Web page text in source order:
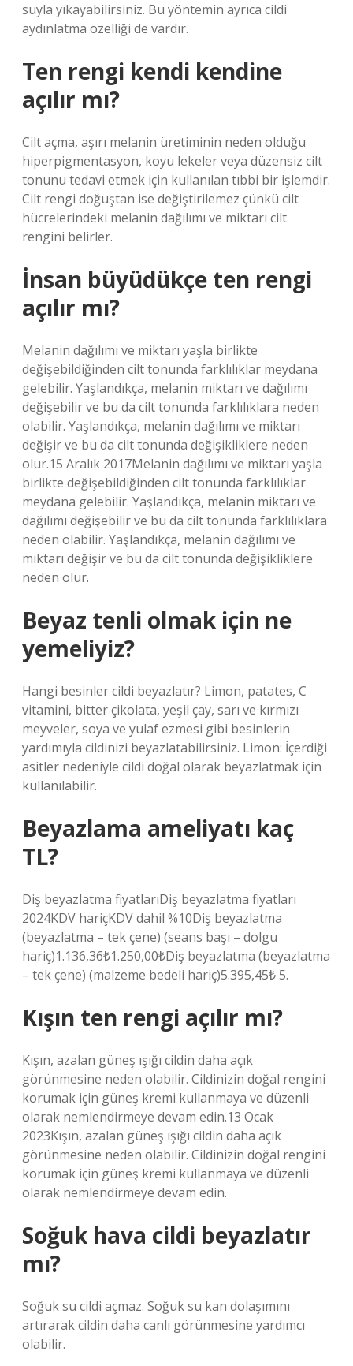
suyla yıkayabilirsiniz. Bu yöntemin ayrıca cildi
aydınlatma özelliği de vardır.
Ten rengi kendi kendine
açılır mı?
Cilt açma, aşırı melanin üretiminin neden olduğu
hiperpigmentasyon, koyu lekeler veya düzensiz cilt
tonunu tedavi etmek için kullanılan tıbbi bir işlemdir.
Cilt rengi doğuştan ise değiştirilemez çünkü cilt
hücrelerindeki melanin dağılımı ve miktarı cilt
rengini belirler.
İnsan büyüdükçe ten rengi
açılır mı?
Melanin dağılımı ve miktarı yaşla birlikte
değişebildiğinden cilt tonunda farklılıklar meydana
gelebilir. Yaşlandıkça, melanin miktarı ve dağılımı
değişebilir ve bu da cilt tonunda farklılıklara neden
olabilir. Yaşlandıkça, melanin dağılımı ve miktarı
değişir ve bu da cilt tonunda değişikliklere neden
olur.15 Aralık 2017Melanin dağılımı ve miktarı yaşla
birlikte değişebildiğinden cilt tonunda farklılıklar
meydana gelebilir. Yaşlandıkça, melanin miktarı ve
dağılımı değişebilir ve bu da cilt tonunda farklılıklara
neden olabilir. Yaşlandıkça, melanin dağılımı ve
miktarı değişir ve bu da cilt tonunda değişikliklere
neden olur.
Beyaz tenli olmak için ne
yemeliyiz?
Hangi besinler cildi beyazlatır? Limon, patates, C
vitamini, bitter çikolata, yeşil çay, sarı ve kırmızı
meyveler, soya ve yulaf ezmesi gibi besinlerin
yardımıyla cildinizi beyazlatabilirsiniz. Limon: İçerdiği
asitler nedeniyle cildi doğal olarak beyazlatmak için
kullanılabilir.
Beyazlama ameliyatı kaç
TL?
Diş beyazlatma fiyatlarıDiş beyazlatma fiyatları
2024KDV hariçKDV dahil %10Diş beyazlatma
(beyazlatma – tek çene) (seans başı – dolgu
hariç)1.136,36₺1.250,00₺Diş beyazlatma (beyazlatma
– tek çene) (malzeme bedeli hariç)5.395,45₺ 5.
Kışın ten rengi açılır mı?
Kışın, azalan güneş ışığı cildin daha açık
görünmesine neden olabilir. Cildinizin doğal rengini
korumak için güneş kremi kullanmaya ve düzenli
olarak nemlendirmeye devam edin.13 Ocak
2023Kışın, azalan güneş ışığı cildin daha açık
görünmesine neden olabilir. Cildinizin doğal rengini
korumak için güneş kremi kullanmaya ve düzenli
olarak nemlendirmeye devam edin.
Soğuk hava cildi beyazlatır
mı?
Soğuk su cildi açmaz. Soğuk su kan dolaşımını
artırarak cildin daha canlı görünmesine yardımcı
olabilir.